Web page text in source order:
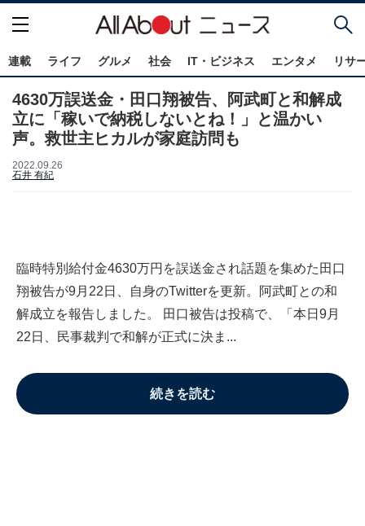
連載 ライフ グルメ 社会 IT・ビジネス エンタメ リサ
4630万誤送金・田口翔被告、阿武町と和解成
立に「稼いで納税しないとね！」と温かい
声。救世主ヒカルが家庭訪問も
2022.09.26
石井 有紀
臨時特別給付金4630万円を誤送金され話題を集めた田口
翔被告が9月22日、自身のTwitterを更新。阿武町との和
解成立を報告しました。 田口被告は投稿で、「本日9月
22日、民事裁判で和解が正式に決ま...
続きを読む